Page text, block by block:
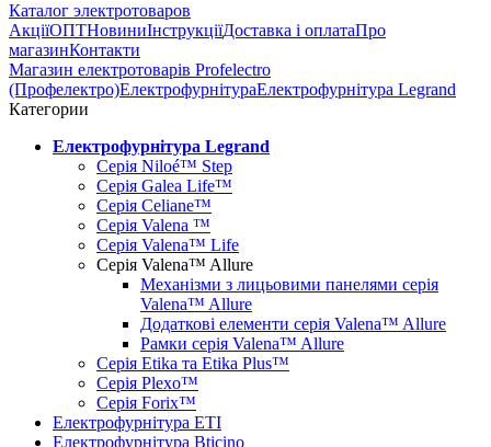
Каталог электротоваров
АкціїОПТНовиниІнструкціїДоставка і оплатаПро
магазинКонтакти
Магазин електротоварів Profelectro
(Профелектро)ЕлектрофурнітураЕлектрофурнітура Legrand
Категории
Електрофурнітура Legrand
Серія Niloé™ Step
Серія Galea Life™
Серія Celiane™
Серія Valena ™
Серія Valena™ Life
Серія Valena™ Allure
Механізми з лицьовими панелями серія
Valena™ Allure
Додаткові елементи серія Valena™ Allure
Рамки серія Valena™ Allure
Серія Etika та Etika Plus™
Серія Plexo™
Серія Forix™
Електрофурнітура ETI
Електрофурнітура Bticino